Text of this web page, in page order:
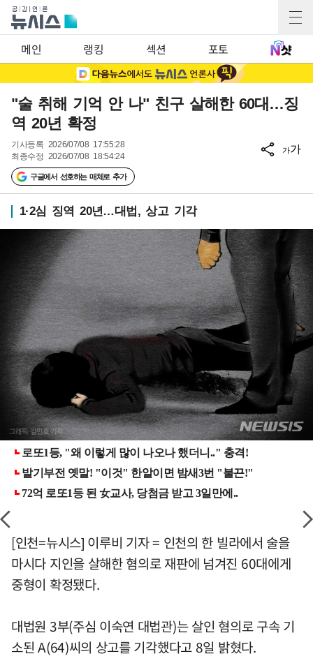
메인 랭킹 섹션 포토
"술 취해 기억 안 나" 친구 살해한 60대…징
역 20년 확정
기사등록 2026/07/08 17:55:28
최종수정 2026/07/08 18:54:24
구글에서 선호하는 매체로 추가
가가
1·2심 징역 20년…대법, 상고 기각
[인천=뉴시스] 이루비 기자 = 인천의 한 빌라에서 술을
마시다 지인을 살해한 혐의로 재판에 넘겨진 60대에게
중형이 확정됐다.
대법원 3부(주심 이숙연 대법관)는 살인 혐의로 구속 기
소된 A(64)씨의 상고를 기각했다고 8일 밝혔다.